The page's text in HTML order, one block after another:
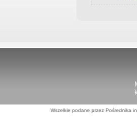
Wszelkie podane przez Pośrednika